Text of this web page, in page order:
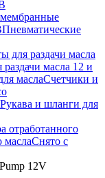
Пневматические
для раздачи масла
масла 12 и
маслаСчетчики и
Рукава и шланги для
отработанного
маслаСнято с
12V